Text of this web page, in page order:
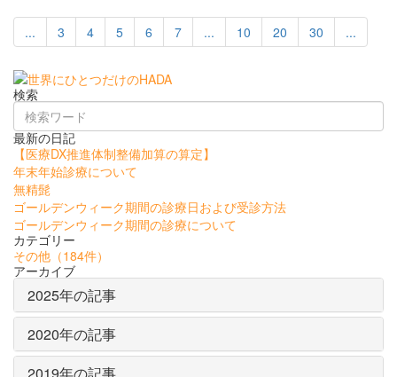
... 3 4 5 6 7 ... 10 20 30 ...
検索
最新の日記
【医療DX推進体制整備加算の算定】
年末年始診療について
無精髭
ゴールデンウィーク期間の診療日および受診方法
ゴールデンウィーク期間の診療について
カテゴリー
その他 （184件）
アーカイブ
2025年の記事
2020年の記事